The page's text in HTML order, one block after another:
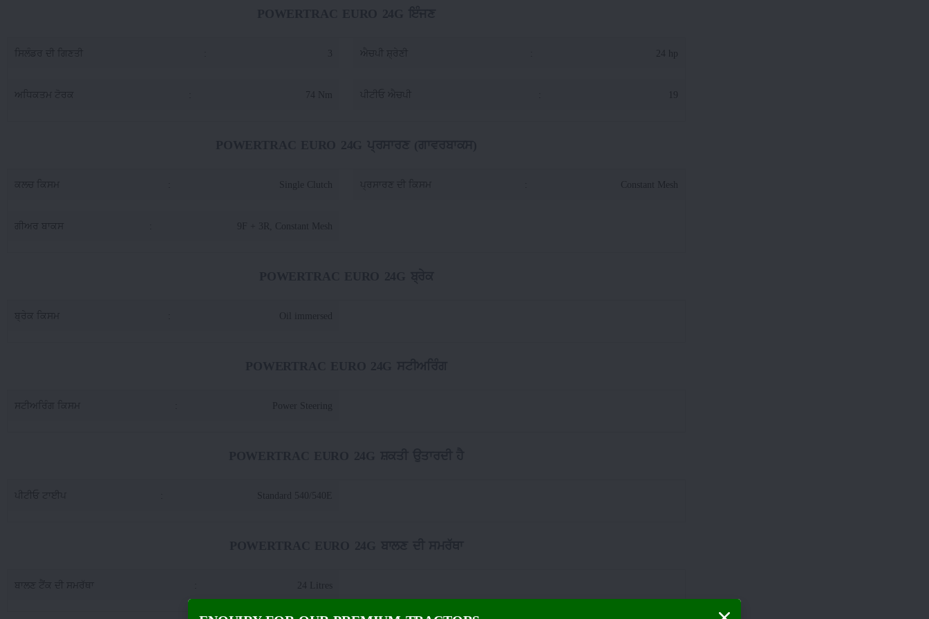
ਸਿਲੰਡਰ ਦੀ ਗਿਣਤੀ ਐਚਪੀ ਸ਼੍ਰੇਣੀ 24 hp
ਅਧਿਕਤਮ ਟੋਰਕ 74 Nm ਪੀਟੀਓ ਐਚਪੀ 19
ਕਲਚ ਕਿਸਮ Single Clutch ਪ੍ਰਸਾਰਣ ਦੀ ਕਿਸਮ Constant Mesh
ਗੀਅਰ ਬਾਕਸ 9F + 3R, Constant Mesh
ਬ੍ਰੇਕ ਕਿਸਮ Oil immersed
ਸਟੀਅਰਿੰਗ ਕਿਸਮ Power Steering
ਪੀਟੀਓ ਟਾਈਪ Standard 540/540E
ਬਾਲਣ ਟੈਂਕ ਦੀ ਸਮਰੱਥਾ 24 Litres